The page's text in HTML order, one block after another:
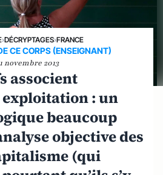
›DÉCRYPTAGES›FRANCE
CE CORPS (ENSEIGNANT)
novembre 2013
associent
: un
beaucoup
objective des
(qui